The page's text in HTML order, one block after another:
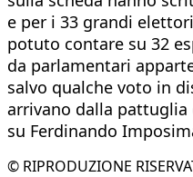
e per i 33 grandi
potuto contare su 32
da parlamentari
salvo qualche voto in
arrivano dalla
su Ferdinando
© RIPRODUZIONE